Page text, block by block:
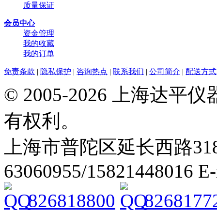
质量保证
会员中心
资金管理
我的收藏
我的订单
免责条款 | 隐私保护 | 咨询热点 | 联系我们 | 公司简介 | 配送方式
© 2005-2026 上海达平
有权利。
上海市普陀区延长西路
63060955/15821448016
826818800